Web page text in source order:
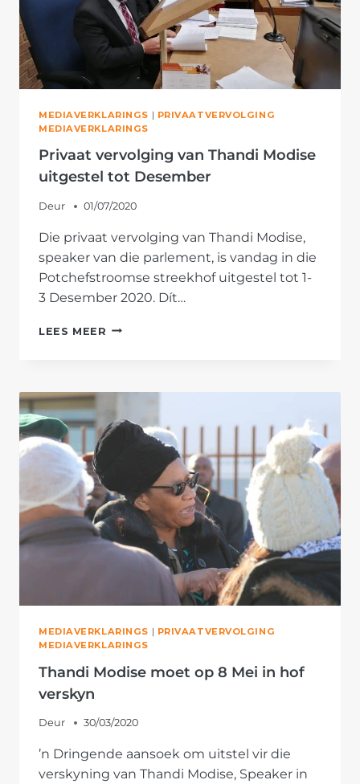
MEDIAVERKLARINGS | PRIVAATVERVOLGING
MEDIAVERKLARINGS
Privaat vervolging van Thandi Modise
uitgestel tot Desember
Deur 01/07/2020
Die privaat vervolging van Thandi Modise,
speaker van die parlement, is vandag in die
Potchefstroomse streekhof uitgestel tot 1-
3 Desember 2020. Dít…
LEES MEER PRIVAAT
MODISE
TOT
DESEMBER
MEDIAVERKLARINGS | PRIVAATVERVOLGING
MEDIAVERKLARINGS
Thandi Modise moet op 8 Mei in hof
verskyn
Deur 30/03/2020
’n Dringende aansoek om uitstel vir die
verskyning van Thandi Modise, Speaker in